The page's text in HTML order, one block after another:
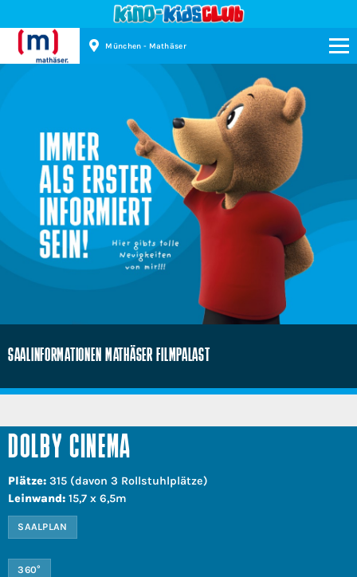
München - Mathäser
SAALINFORMATIONEN MATHÄSER FILMPALAST
DOLBY CINEMA
Plätze: 315 (davon 3 Rollstuhlplätze)
Leinwand: 15,7 x 6,5m
SAALPLAN
360°